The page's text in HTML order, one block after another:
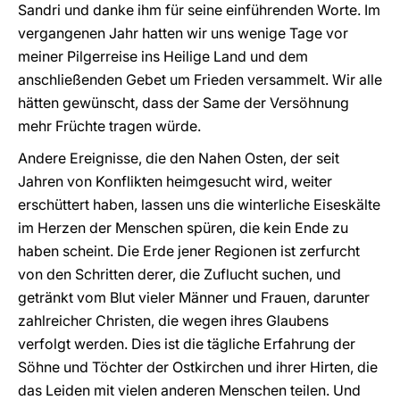
Sandri und danke ihm für seine einführenden Worte. Im
vergangenen Jahr hatten wir uns wenige Tage vor
meiner Pilgerreise ins Heilige Land und dem
anschließenden Gebet um Frieden versammelt. Wir alle
hätten gewünscht, dass der Same der Versöhnung
mehr Früchte tragen würde.
Andere Ereignisse, die den Nahen Osten, der seit
Jahren von Konflikten heimgesucht wird, weiter
erschüttert haben, lassen uns die winterliche Eiseskälte
im Herzen der Menschen spüren, die kein Ende zu
haben scheint. Die Erde jener Regionen ist zerfurcht
von den Schritten derer, die Zuflucht suchen, und
getränkt vom Blut vieler Männer und Frauen, darunter
zahlreicher Christen, die wegen ihres Glaubens
verfolgt werden. Dies ist die tägliche Erfahrung der
Söhne und Töchter der Ostkirchen und ihrer Hirten, die
das Leiden mit vielen anderen Menschen teilen. Und